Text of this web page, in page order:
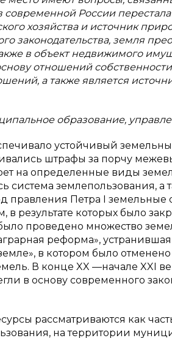
России перестала
хозяйства и источник
законодательства, земля
в объект недвижимого
отношений
а также является
образование,
устойчивый
штрафы за порчу
на определенные виды
система землепользования,
правления Петра I
результате которых было
проведено множество
реформа»,
в котором было отменено
В конце XX —начале XXI
в основу современного
рассматриваются как
на территории